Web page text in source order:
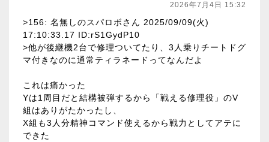
2026年7月4日 15:32
>156: 名無しのスパロボさん 2025/09/09(火)
17:10:33.17 ID:rS1GydP10
>他が後継機2台で修理ついてたり、3人乗りチートドグ
マ付きなのに通常ティラネードってなんだよ
これは痛かった
Yは1周目だと結構被弾するから「戦える修理役」のV
組はありがたかったし、
X組も3人分精神コマンド使えるから戦力としてアテに
できた